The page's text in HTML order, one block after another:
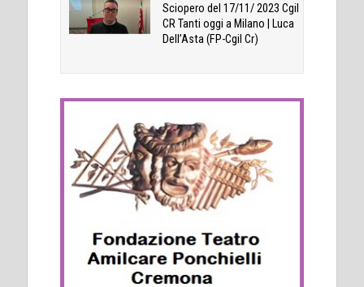
Sciopero del 17/11/ 2023 Cgil
CR Tanti oggi a Milano | Luca
Dell’Asta (FP-Cgil Cr)